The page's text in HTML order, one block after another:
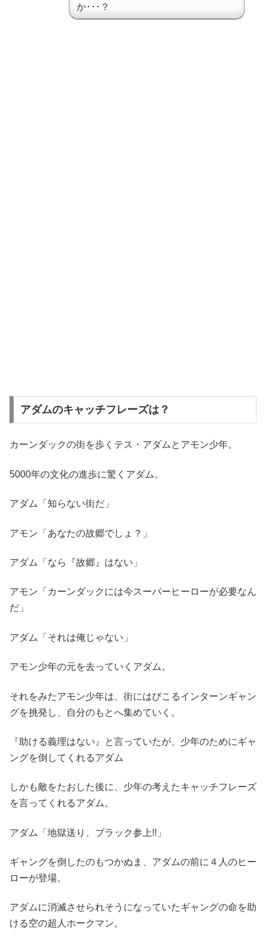
か･･･？
アダムのキャッチフレーズは？
カーンダックの街を歩くテス・アダムとアモン少年。
5000年の文化の進歩に驚くアダム。
アダム「知らない街だ」
アモン「あなたの故郷でしょ？」
アダム「なら『故郷』はない」
アモン「カーンダックには今スーパーヒーローが必要なん
だ」
アダム「それは俺じゃない」
アモン少年の元を去っていくアダム。
それをみたアモン少年は、街にはびこるインターンギャン
グを挑発し、自分のもとへ集めていく。
『助ける義理はない』と言っていたが、少年のためにギャ
ングを倒してくれるアダム
しかも敵をたおした後に、少年の考えたキャッチフレーズ
を言ってくれるアダム。
アダム「地獄送り、ブラック参上!!」
ギャングを倒したのもつかぬま、アダムの前に４人のヒー
ローが登場。
アダムに消滅させられそうになっていたギャングの命を助
ける空の超人ホークマン。